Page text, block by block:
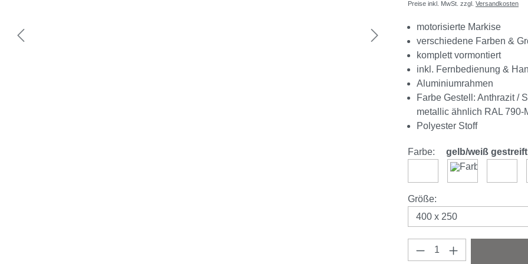
Preise inkl. MwSt. zzgl. Versandkosten
motorisierte Markise
verschiedene Farben &
komplett vormontiert
inkl. Fernbedienung &
Aluminiumrahmen
Farbe Gestell: Anthrazit /
metallic ähnlich RAL 790-
Polyester Stoff
Farbe: gelb/weiß gestreift
hellgrau
Größeauswählen
:
Produkt Anzahl: